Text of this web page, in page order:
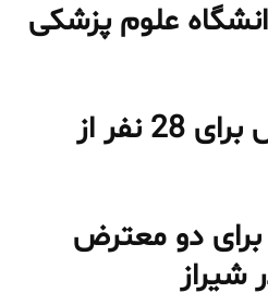
علوم پزشکی
صدور احکام حبس برای 28 نفر از
دو معترض
شیراز